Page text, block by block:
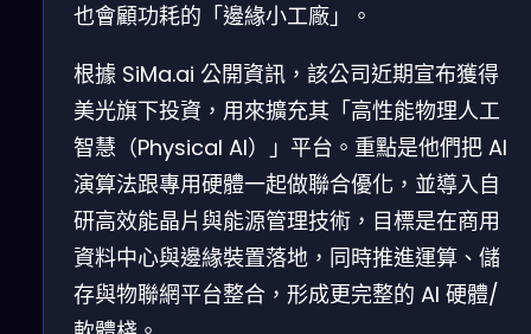
也會顧功耗的「邊緣小工廠」。
根據 SiMa.ai 公開資訊，該公司近期宣布獲得
美光旗下投資，用來擴充其「高性能物理人工
智慧（Physical AI）」平台。重點是他們把 AI
演算法跟專用硬體一起做聯合優化，並導入自
研高效能晶片與能源管理技術，目標是在商用
資料中心與邊緣裝置落地，同時推進運算、儲
存與物聯網平台整合，形成更完整的 AI 硬體/